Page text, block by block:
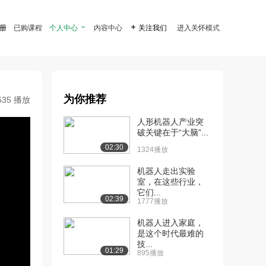
已购课程 个人中心  内容中心  关注我们 进入关怀模式
播放 为你推荐
02:30
人形机器人产业突
破关键在于“大脑”...
1324播放
02:39
机器人走出实验
室，在这些行业，
它们...
1777播放
01:29
机器人进入家庭，
是这个时代最难的
技...
895播放